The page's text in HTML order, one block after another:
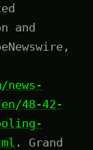
and
news-
48-42-
. Grand